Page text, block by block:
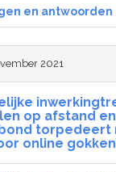
en antwoorden
2021
op afstand
online